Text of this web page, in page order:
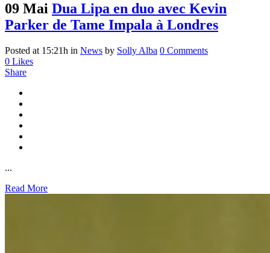
09 Mai Dua Lipa en duo avec Kevin
Parker de Tame Impala à Londres
Posted at 15:21h in News by Solly Alba 0 Comments
0 Likes
Share
...
Read More